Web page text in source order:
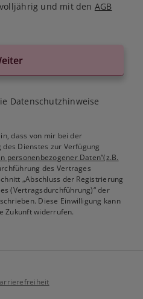
und mit den AGB
Datenschutzhinweise
dass von mir bei der
Dienstes zur Verfügung
personenbezogener Daten“(z.B.
des Vertrages
„Abschluss der Registrierung
(Vertragsdurchführung)“ der
Diese Einwilligung kann
Zukunft widerrufen.